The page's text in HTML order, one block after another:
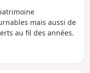
mais aussi de
au fil des années.